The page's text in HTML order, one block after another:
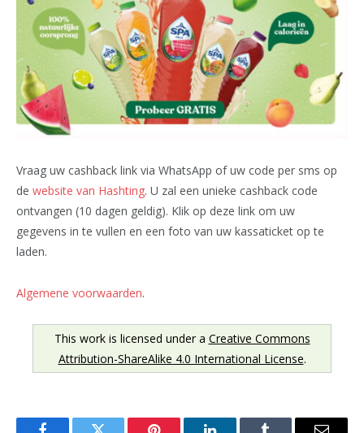
Vraag uw cashback link via WhatsApp of uw code per sms op
de website van Hashting. U zal een unieke cashback code
ontvangen (10 dagen geldig). Klik op deze link om uw
gegevens in te vullen en een foto van uw kassaticket op te
laden.
Algemene voorwaarden.
This work is licensed under a Creative Commons
Attribution-ShareAlike 4.0 International License.